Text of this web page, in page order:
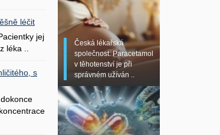
léčit
jej
léka ..
s
Česká lékařská
společnost: Paracetamol
v těhotenství je při
správném užíván ..